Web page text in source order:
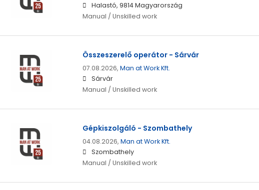
Halastó, 9814 Magyarország
Manual / Unskilled work
Összeszerelő operátor - Sárvár
07.08.2026, Man at Work Kft.
Sárvár
Manual / Unskilled work
Gépkiszolgáló - Szombathely
04.08.2026, Man at Work Kft.
Szombathely
Manual / Unskilled work